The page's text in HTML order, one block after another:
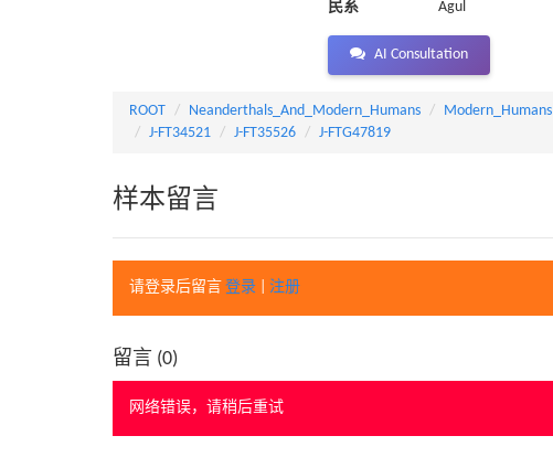
民系 Agul
AI Consultation
ROOT Neanderthals_And_Modern_Humans Modern_Humans
J-FT34521
J-FT35526 J-FTG47819
样本留言
请登录后留言 登录 注册
留言 (0)
网络错误，请稍后重试